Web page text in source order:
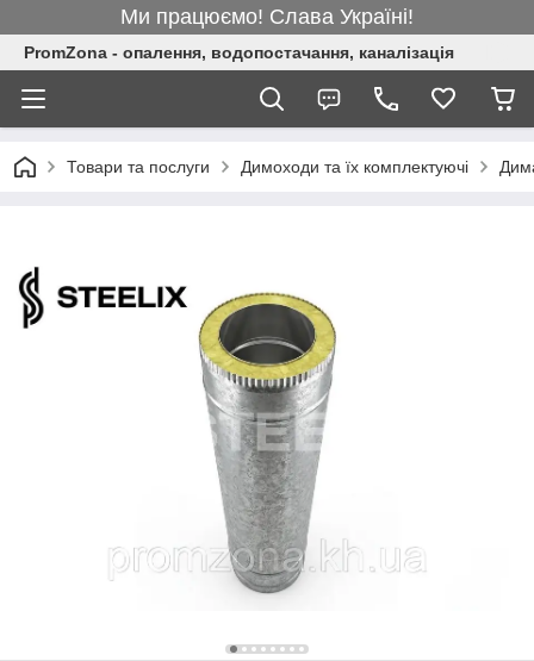
Ми працюємо! Слава Україні!
PromZona - опалення, водопостачання, каналізація
Товари та послуги Димоходи та їх комплектуючі